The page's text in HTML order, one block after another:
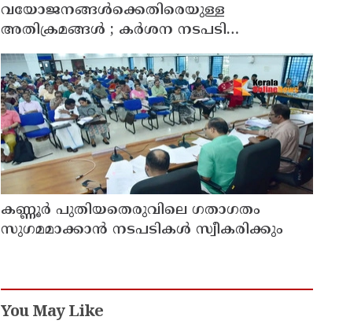
വയോജനങ്ങൾക്കെതിരെയുള്ള
അതിക്രമങ്ങൾ ; കർശന നടപടി
സ്വീകരിക്കുമെന്ന് കമ്മീഷൻ
കണ്ണൂർ പുതിയതെരുവിലെ ഗതാഗതം
സുഗമമാക്കാന്‍ നടപടികള്‍ സ്വീകരിക്കും
You May Like